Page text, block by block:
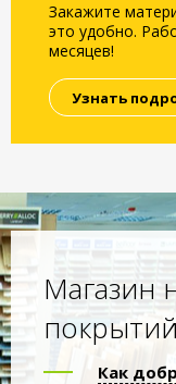
Закажите
это удобно.
месяцев!
Узнать
Магазин
Как